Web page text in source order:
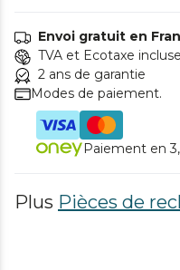
Envoi gratuit en
TVA et Ecotaxe
2 ans de garantie
Modes de paiement.
Paiement en
Plus Pièces de